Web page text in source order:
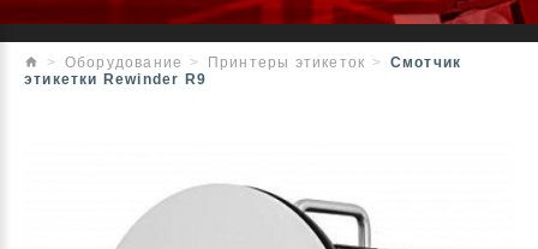
Оборудование Принтеры этикеток
Смотчик
этикетки Rewinder R9